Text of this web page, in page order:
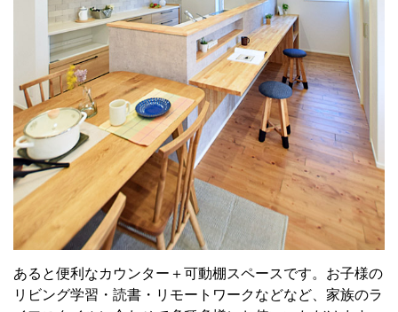
あると便利なカウンター＋可動棚スペースです。お子様の
リビング学習・読書・リモートワークなどなど、家族のラ